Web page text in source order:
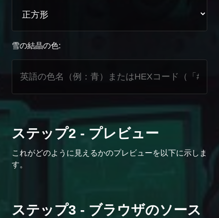
雪の結晶の色:
ステップ2 - プレビュー
これがどのように見えるかのプレビューを以下に示しま
す。
ステップ3 - ブラウザのソース